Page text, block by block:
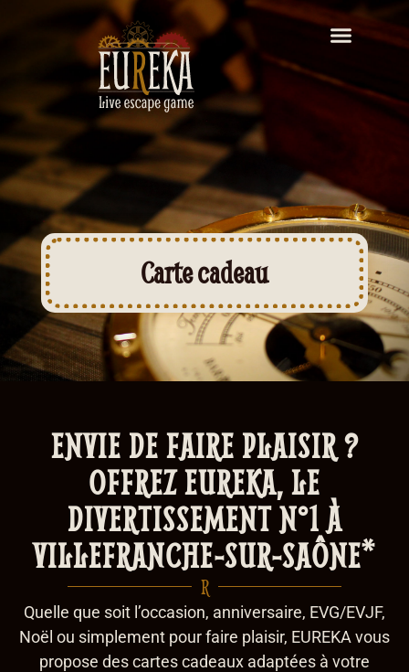
Carte cadeau
ENVIE DE FAIRE PLAISIR ?
OFFREZ EUREKA, LE
DIVERTISSEMENT N°1 À
VILLEFRANCHE-SUR-SAÔNE*
R
Quelle que soit l’occasion, anniversaire, EVG/EVJF,
Noël ou simplement pour faire plaisir, EUREKA vous
propose des cartes cadeaux adaptées à votre